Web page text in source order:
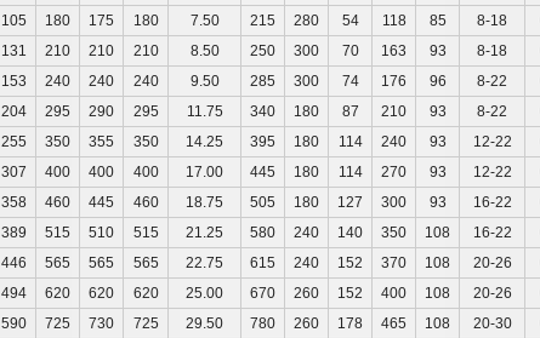
105 180 175 180 7.50 215 280 54 118 85 8-18
131 210 210 210 8.50 250 300 70 163 93 8-18
153 240 240 240 9.50 285 300 74 176 96 8-22
204 295 290 295 11.75 340 180 87 210 93 8-22
255 350 355 350 14.25 395 180 114 240 93 12-22
307 400 400 400 17.00 445 180 114 270 93 12-22
358 460 445 460 18.75 505 180 127 300 93 16-22
389 515 510 515 21.25 580 240 140 350 108 16-22
446 565 565 565 22.75 615 240 152 370 108 20-26
494 620 620 620 25.00 670 260 152 400 108 20-26
590 725 730 725 29.50 780 260 178 465 108 20-30